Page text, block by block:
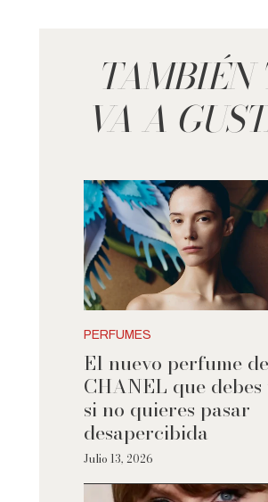
TAMBIÉN
VA A
PERFUMES
El nuevo perfume de
CHANEL que debes
si no quieres pasar
desapercibida
Julio 13, 2026